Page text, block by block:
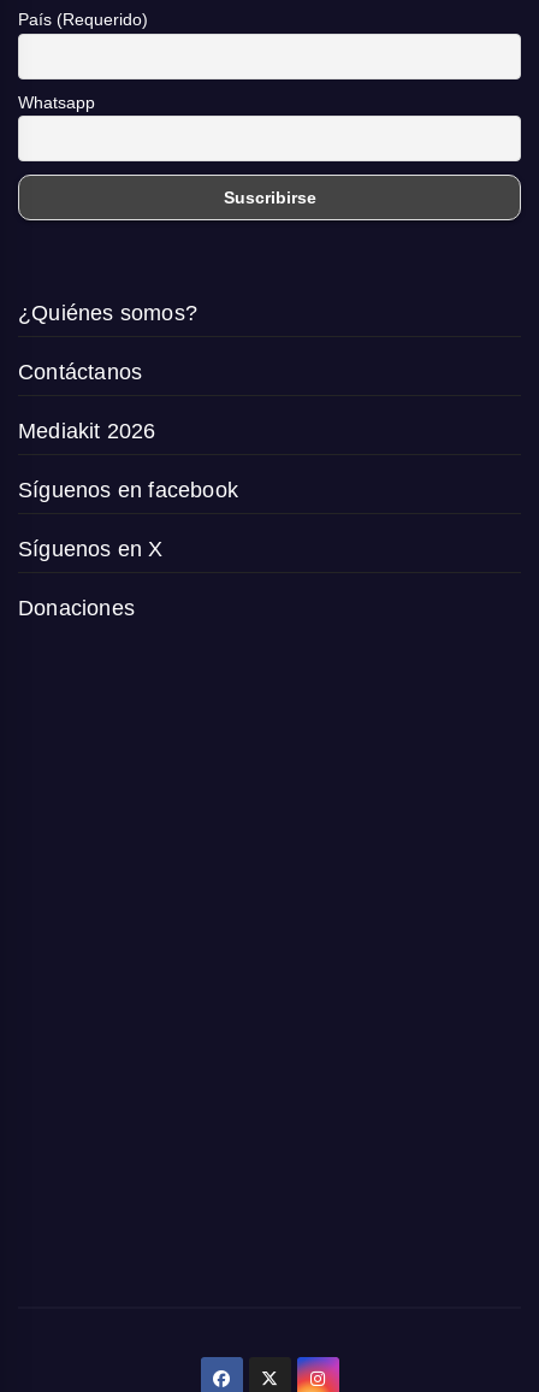
País (Requerido)
Whatsapp
¿Quiénes somos?
Contáctanos
Mediakit 2026
Síguenos en facebook
Síguenos en X
Donaciones